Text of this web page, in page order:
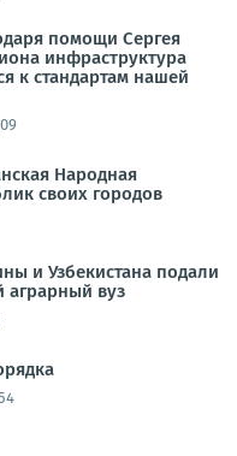
помощи Сергея
инфраструктура
к стандартам нашей
Народная
своих городов
и Узбекистана подали
аграрный вуз